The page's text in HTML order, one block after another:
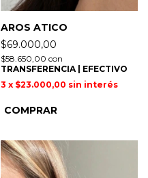
AROS ATICO
$69.000,00
$58.650,00 con
TRANSFERENCIA | EFECTIVO
3 x $23.000,00 sin interés